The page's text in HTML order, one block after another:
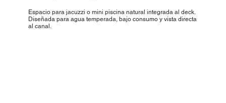
Espacio para jacuzzi o mini piscina natural integrada al deck.
Diseñada para agua temperada, bajo consumo y vista directa
al canal.